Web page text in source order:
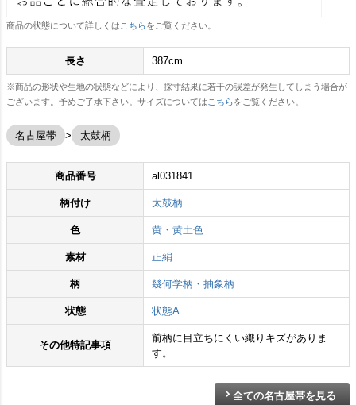
商品の状態について詳しくは こちらをご覧ください。
長さ 387cm
※商品の形状や生地の状態などにより、採寸結果に若干の誤差が発生してしまう場合が
ございます。予めご了承下さい。サイズについては こちらをご覧ください。
名古屋帯 太鼓柄
商品番号 al031841
柄付け 太鼓柄
色 黄・黄土色
素材 正絹
柄 幾何学柄・抽象柄
状態 状態A
その他特記事項
前柄に目立ちにくい織りキズがありま
す。
全ての名古屋帯を見る